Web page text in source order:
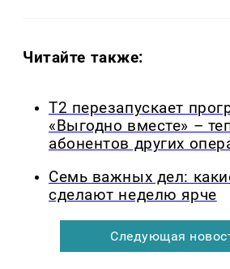
Читайте также:
Т2 перезапускает
«Выгодно вместе» –
абонентов других
Семь важных дел:
сделают неделю ярче
Следующая